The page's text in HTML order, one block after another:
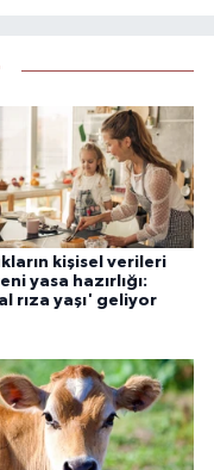
kişisel verileri
yasa hazırlığı:
rıza yaşı' geliyor